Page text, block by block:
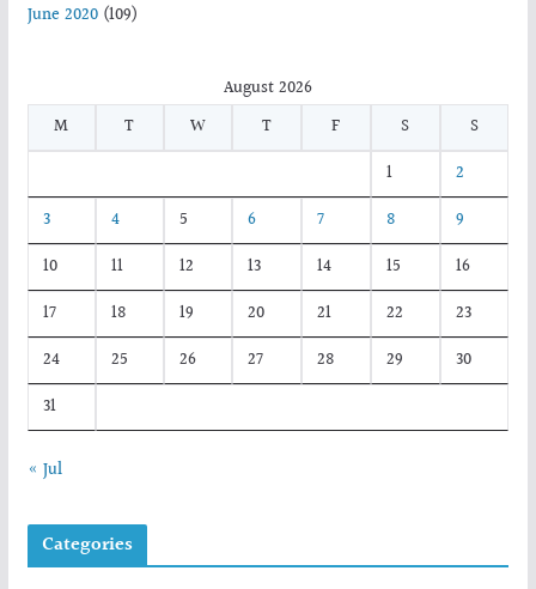
June 2020(109)
August 2026
M
T W T F S
S
1
2
3
4 5 6 7 8
9
10
11 12 13 14 15
16
17
18 19 20 21 22
23
24
25 26 27 28 29
30
31
« Jul
Categories